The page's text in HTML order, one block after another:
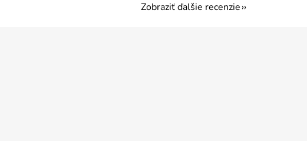
Zobraziť ďalšie recenzie